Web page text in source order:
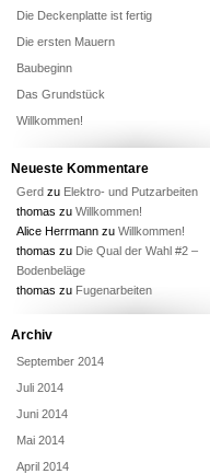
Die Deckenplatte ist fertig
Die ersten Mauern
Baubeginn
Das Grundstück
Willkommen!
Neueste Kommentare
Gerd zu Elektro- und Putzarbeiten
thomas zu Willkommen!
Alice Herrmann zu Willkommen!
thomas zu Die Qual der Wahl #2 –
Bodenbeläge
thomas zu Fugenarbeiten
Archiv
September 2014
Juli 2014
Juni 2014
Mai 2014
April 2014